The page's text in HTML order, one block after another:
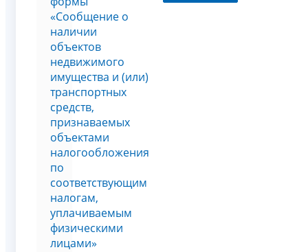
«Сообщение о
наличии
объектов
недвижимого
имущества и (или)
транспортных
средств,
признаваемых
объектами
налогообложения
по
соответствующим
налогам,
уплачиваемым
физическими
лицами»